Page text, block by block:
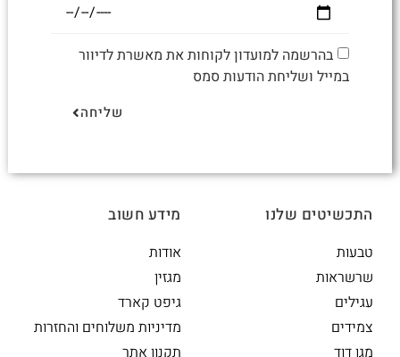
בהרשמה למועדון לקוחות את מאשרת לדיוור
במייל ושליחת הודעות סמס
שליחה
התכשיטים שלנו
טבעות
שרשראות
עגילים
צמידים
מגן דוד
מידע חשוב
אודות
מגזין
גיפט קארד
מדיניות משלוחים והחזרות
תקנון אתר